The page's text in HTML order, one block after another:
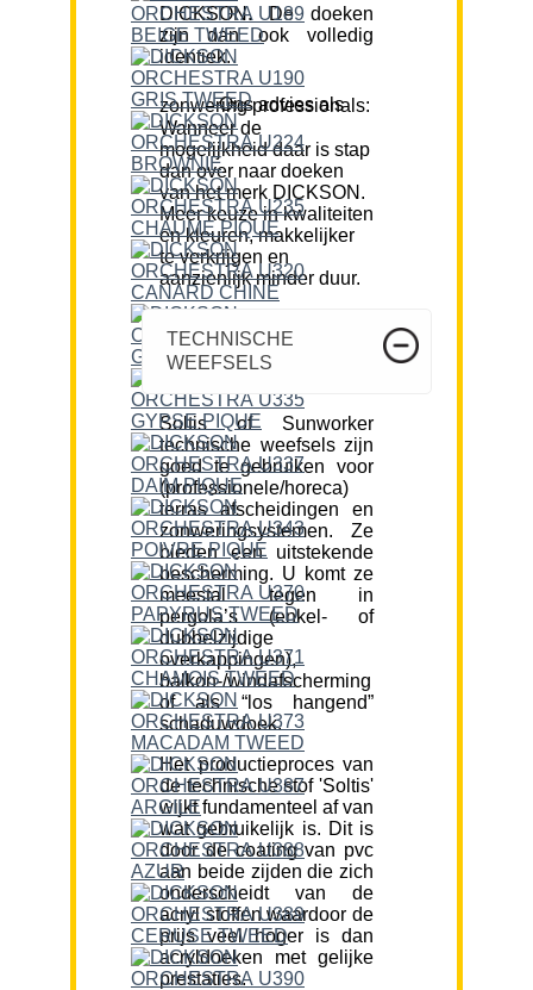
DICKSON. De doeken
zijn dan ook volledig
identiek.
Ons advies als zonwering professionals:
Wanneer de
mogelijkheid daar is stap
dan over naar doeken
van het merk DICKSON.
Meer keuze in kwaliteiten
en kleuren, makkelijker
te verkrijgen en
aanzienlijk minder duur.
TECHNISCHE
WEEFSELS
Soltis of Sunworker
technische weefsels zijn
goed te gebruiken voor
(professionele/horeca)
terras afscheidingen en
zonweringsystemen. Ze
bieden een uitstekende
bescherming. U komt ze
meestal tegen in
pergola’s (enkel- of
dubbelzijdige
overkappingen),
balkon-/windafscherming
of als “los hangend”
schaduwdoek.
Het productieproces van
de technische stof 'Soltis'
wijkt fundamenteel af van
wat gebruikelijk is. Dit is
door de coating van pvc
aan beide zijden die zich
onderscheidt van de
acryl stoffen waardoor de
prijs veel hoger is dan
acryldoeken met gelijke
prestaties.